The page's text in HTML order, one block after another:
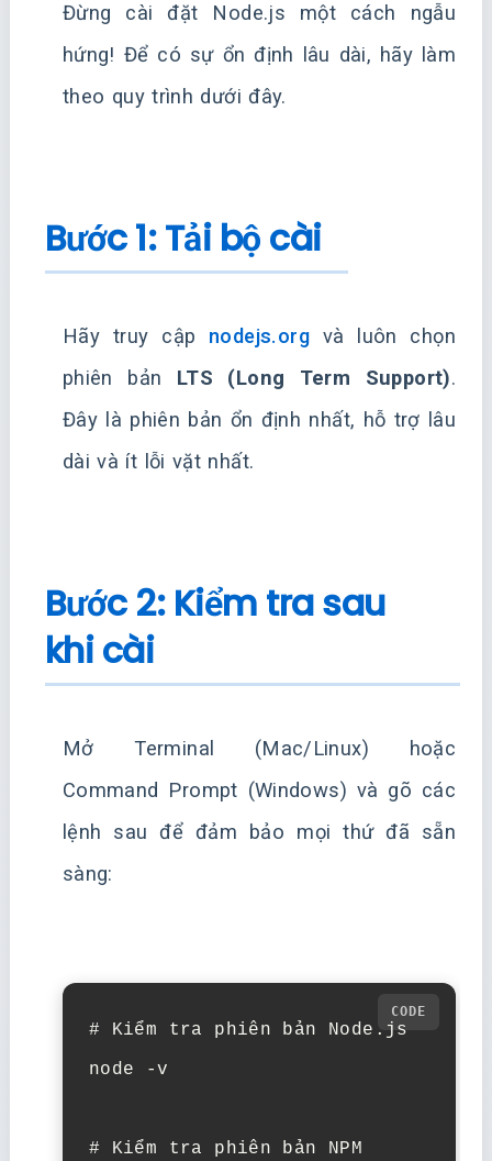
Đừng cài đặt Node.js một cách ngẫu
hứng! Để có sự ổn định lâu dài, hãy làm
theo quy trình dưới đây.
Bước 1: Tải bộ cài
Hãy truy cập nodejs.orgvà luôn chọn
phiên bản LTS (Long Term Support).
Đây là phiên bản ổn định nhất, hỗ trợ lâu
dài và ít lỗi vặt nhất.
Bước 2: Kiểm tra sau
khi cài
Mở Terminal (Mac/Linux) hoặc
Command Prompt (Windows) và gõ các
lệnh sau để đảm bảo mọi thứ đã sẵn
sàng:
# Kiểm tra phiên bản Node.js
node
-v
# Kiểm tra phiên bản NPM